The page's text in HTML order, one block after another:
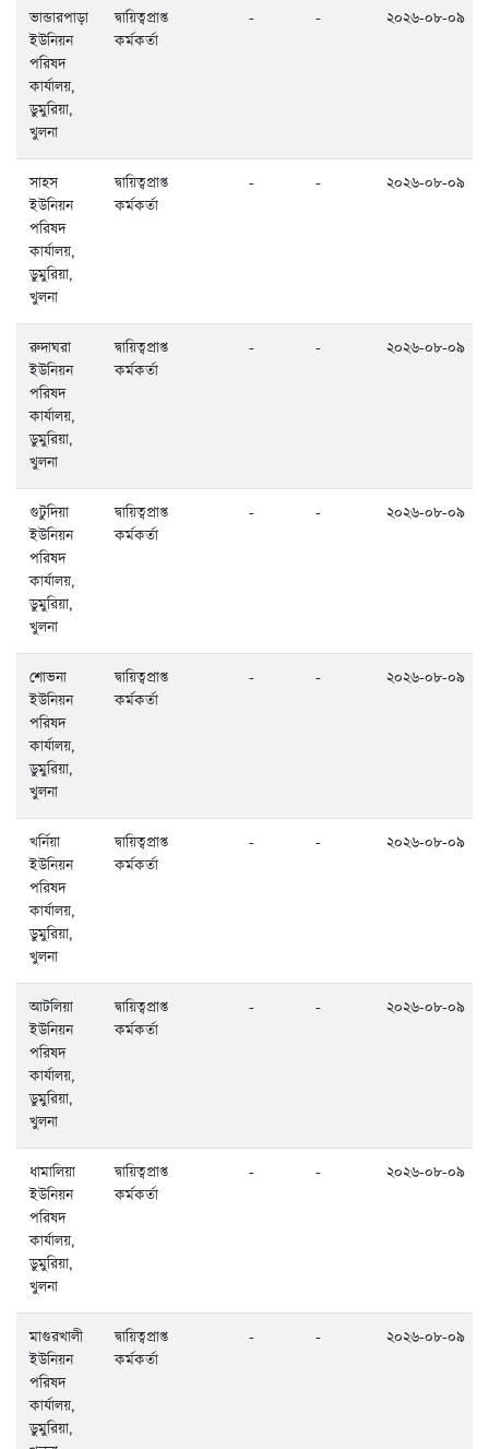
ভান্ডারপাড়া
ইউনিয়ন
পরিষদ
কার্যালয়,
ডুমুরিয়া,
খুলনা
দ্বায়িত্বপ্রাপ্ত
কর্মকর্তা
- - ২০২৬-০৮-০৯
সাহস
ইউনিয়ন
পরিষদ
কার্যালয়,
ডুমুরিয়া,
খুলনা
দ্বায়িত্বপ্রাপ্ত
কর্মকর্তা
- - ২০২৬-০৮-০৯
রুদাঘরা
ইউনিয়ন
পরিষদ
কার্যালয়,
ডুমুরিয়া,
খুলনা
দ্বায়িত্বপ্রাপ্ত
কর্মকর্তা
- - ২০২৬-০৮-০৯
গুটুদিয়া
ইউনিয়ন
পরিষদ
কার্যালয়,
ডুমুরিয়া,
খুলনা
দ্বায়িত্বপ্রাপ্ত
কর্মকর্তা
- - ২০২৬-০৮-০৯
শোভনা
ইউনিয়ন
পরিষদ
কার্যালয়,
ডুমুরিয়া,
খুলনা
দ্বায়িত্বপ্রাপ্ত
কর্মকর্তা
- - ২০২৬-০৮-০৯
খর্নিয়া
ইউনিয়ন
পরিষদ
কার্যালয়,
ডুমুরিয়া,
খুলনা
দ্বায়িত্বপ্রাপ্ত
কর্মকর্তা
- - ২০২৬-০৮-০৯
আটলিয়া
ইউনিয়ন
পরিষদ
কার্যালয়,
ডুমুরিয়া,
খুলনা
দ্বায়িত্বপ্রাপ্ত
কর্মকর্তা
- - ২০২৬-০৮-০৯
ধামালিয়া
ইউনিয়ন
পরিষদ
কার্যালয়,
ডুমুরিয়া,
খুলনা
দ্বায়িত্বপ্রাপ্ত
কর্মকর্তা
- - ২০২৬-০৮-০৯
মাগুরখালী
ইউনিয়ন
পরিষদ
কার্যালয়,
ডুমুরিয়া,
দ্বায়িত্বপ্রাপ্ত
কর্মকর্তা
- - ২০২৬-০৮-০৯